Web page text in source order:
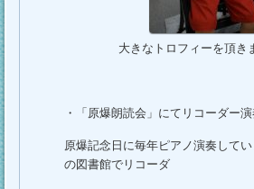
大きなトロフィーを頂き
・「原爆朗読会」にてリコーダー演
原爆記念日に毎年ピアノ演奏して
の図書館でリコーダ